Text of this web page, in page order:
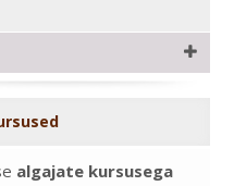
algajate kursusega